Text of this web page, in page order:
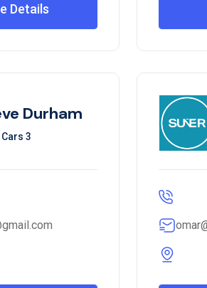
Details
Durham
3